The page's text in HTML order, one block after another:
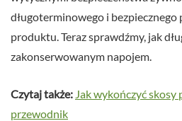
długoterminowego i
produktu. Teraz sprawdźmy, jak
zakonserwowanym napojem.
Czytaj także: Jak wykończyć skosy
przewodnik